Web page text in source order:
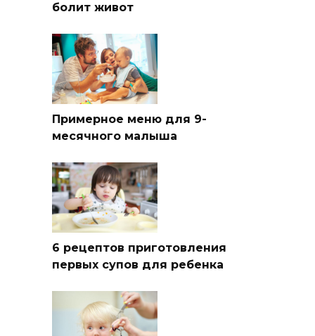
болит живот
Примерное меню для 9-
месячного малыша
6 рецептов приготовления
первых супов для ребенка